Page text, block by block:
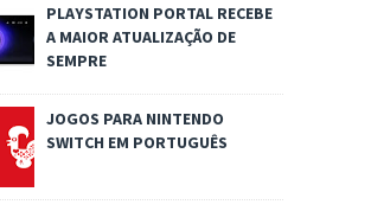
PLAYSTATION PORTAL RECEBE
A MAIOR ATUALIZAÇÃO DE
SEMPRE
JOGOS PARA NINTENDO
SWITCH EM PORTUGUÊS